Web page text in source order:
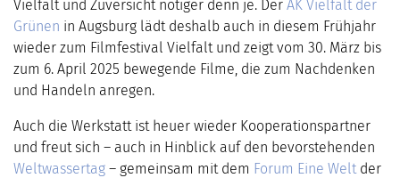
Vielfalt und Zuversicht nötiger denn je. Der AK Vielfalt der
Grünen in Augsburg lädt deshalb auch in diesem Frühjahr
wieder zum Filmfestival Vielfalt und zeigt vom 30. März bis
zum 6. April 2025 bewegende Filme, die zum Nachdenken
und Handeln anregen.
Auch die Werkstatt ist heuer wieder Kooperationspartner
und freut sich – auch in Hinblick auf den bevorstehenden
Weltwassertag – gemeinsam mit dem Forum Eine Weltder